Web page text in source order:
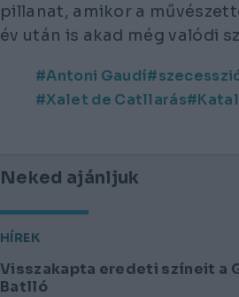
pillanat, amikor a
év után is akad még valódi
Antoni Gaudí
Xalet de Catllarás
Neked ajánljuk
HÍREK
Visszakapta eredeti színeit a
Batlló